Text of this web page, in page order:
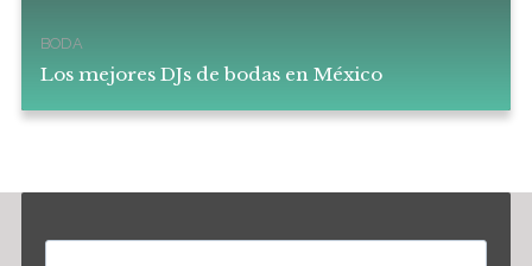
BODA
Los mejores DJs de bodas en México